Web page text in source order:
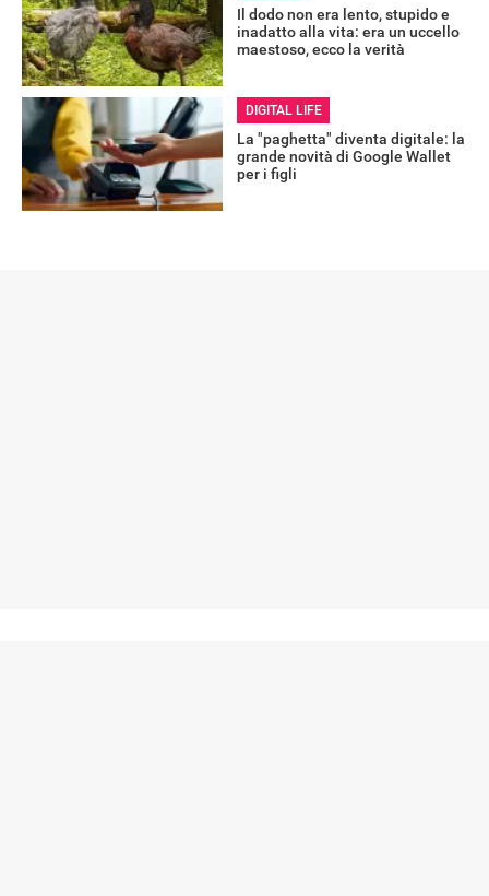
Il dodo non era lento, stupido e
inadatto alla vita: era un uccello
maestoso, ecco la verità
DIGITAL LIFE
La "paghetta" diventa digitale: la
grande novità di Google Wallet
per i figli